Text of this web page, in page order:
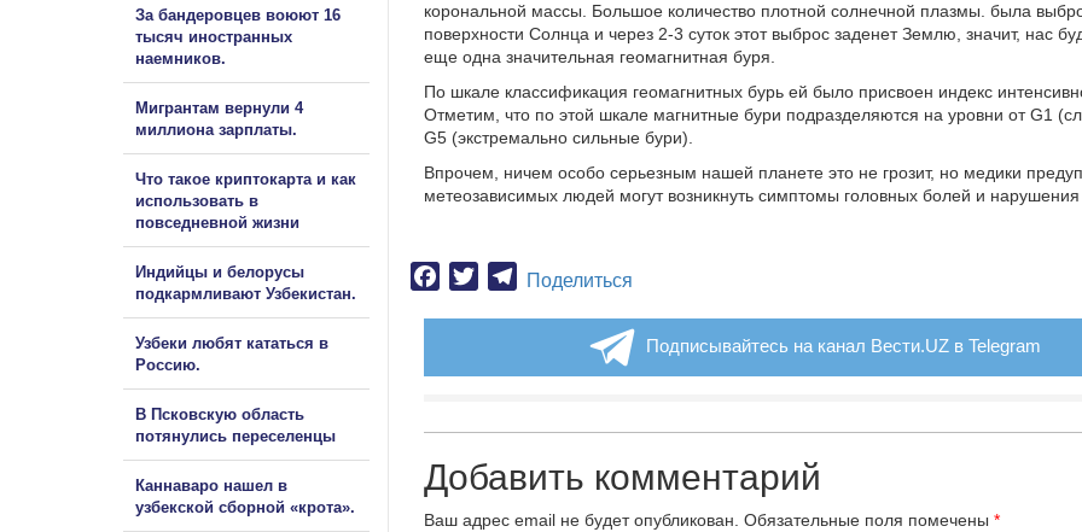
корональной массы. Большое количество плотной солнечной плазмы. была
поверхности Солнца и через 2-3 суток этот выброс заденет Землю, значит, нас
еще одна значительная геомагнитная буря.
По шкале классификация геомагнитных бурь ей было присвоен индекс
Отметим, что по этой шкале магнитные бури подразделяются на уровни от G1
G5 (экстремально сильные бури).
Впрочем, ничем особо серьезным нашей планете это не грозит, но медики
метеозависимых людей могут возникнуть симптомы головных болей и
Facebook
TwitterTelegram
Поделиться
Подписывайтесь на канал Вести.UZ в Telegram
Добавить комментарий
Ваш адрес email не будет опубликован. Обязательные поля помечены *
За бандеровцев воюют 16
тысяч иностранных
наемников.
Мигрантам вернули 4
миллиона зарплаты.
Что такое криптокарта и как
использовать в
повседневной жизни
Индийцы и белорусы
подкармливают Узбекистан.
Узбеки любят кататься в
Россию.
В Псковскую область
потянулись переселенцы
Каннаваро нашел в
узбекской сборной «крота».